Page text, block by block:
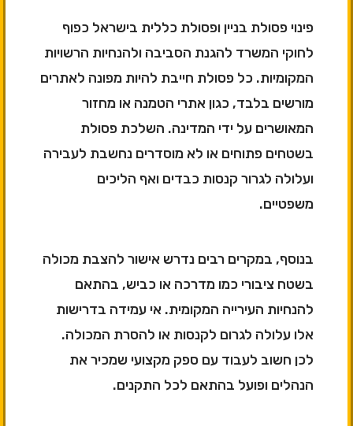
פינוי פסולת בניין ופסולת כללית בישראל כפוף
לחוקי המשרד להגנת הסביבה ולהנחיות הרשויות
המקומיות. כל פסולת חייבת להיות מפונה לאתרים
מורשים בלבד, כגון אתרי הטמנה או מחזור
המאושרים על ידי המדינה. השלכת פסולת
בשטחים פתוחים או לא מוסדרים נחשבת לעבירה
ועלולה לגרור קנסות כבדים ואף הליכים
משפטיים.
בנוסף, במקרים רבים נדרש אישור להצבת מכולה
בשטח ציבורי כמו מדרכה או כביש, בהתאם
להנחיות העירייה המקומית. אי עמידה בדרישות
אלו עלולה לגרום לקנסות או להסרת המכולה.
לכן חשוב לעבוד עם ספק מקצועי שמכיר את
הנהלים ופועל בהתאם לכל התקנים.